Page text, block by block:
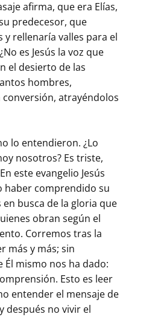
afirma, que era Elías,
predecesor, que
y rellenaría valles para el
es Jesús la voz que
el desierto de las
hombres,
conversión, atrayéndolos
lo entendieron. ¿Lo
nosotros? Es triste,
este evangelio Jesús
haber comprendido su
en busca de la gloria que
obran según el
Corremos tras la
más y más; sin
mismo nos ha dado:
Esto es leer
entender el mensaje de
después no vivir el